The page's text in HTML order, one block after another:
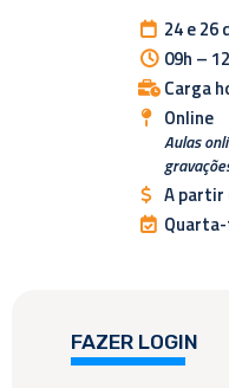
24 e 26
09h –
Carga
Online
Aulas
A partir
CADASTRE-
FAZER LOGIN